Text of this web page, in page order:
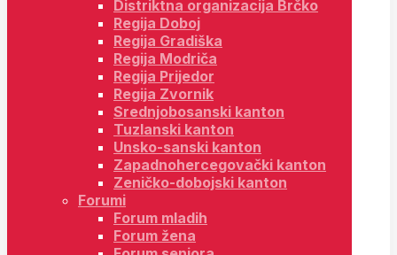
Distriktna organizacija Brčko
Regija Doboj
Regija Gradiška
Regija Modriča
Regija Prijedor
Regija Zvornik
Srednjobosanski kanton
Tuzlanski kanton
Unsko-sanski kanton
Zapadnohercegovački kanton
Zeničko-dobojski kanton
Forumi
Forum mladih
Forum žena